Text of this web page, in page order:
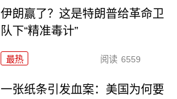
伊朗赢了？这是特朗普给革命卫
队下“精准毒计”
最热 阅读 6559
一张纸条引发血案：美国为何要